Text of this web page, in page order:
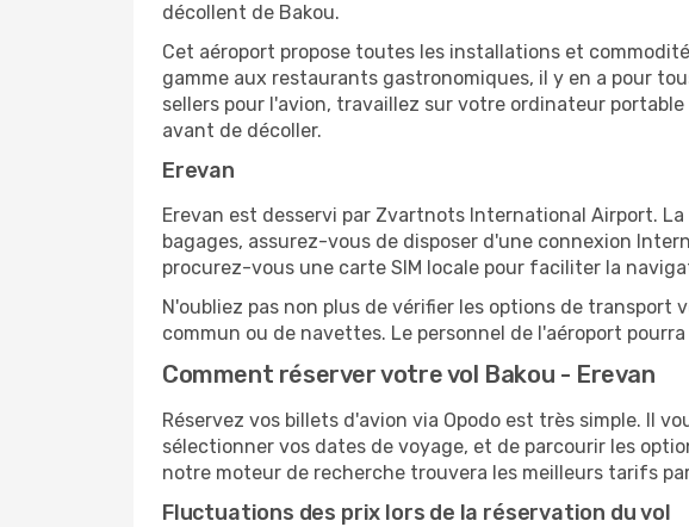
décollent de Bakou.
Cet aéroport propose toutes les installations et
gamme aux restaurants gastronomiques, il y en a pour
sellers pour l'avion, travaillez sur votre ordinateur
avant de décoller.
Erevan
Erevan est desservi par Zvartnots International Airport.
bagages, assurez-vous de disposer d'une connexion
procurez-vous une carte SIM locale pour faciliter la
N'oubliez pas non plus de vérifier les options de
commun ou de navettes. Le personnel de l'aéroport
Comment réserver votre vol Bakou - Erevan
Réservez vos billets d'avion via Opodo est très simple. Il
sélectionner vos dates de voyage, et de parcourir les
notre moteur de recherche trouvera les meilleurs tarifs
Fluctuations des prix lors de la réservation du vol